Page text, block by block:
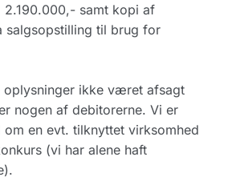
2.190.000,- samt kopi af
salgsopstilling til brug for
oplysninger ikke været afsagt
nogen af debitorerne. Vi er
en evt. tilknyttet virksomhed
(vi har alene haft